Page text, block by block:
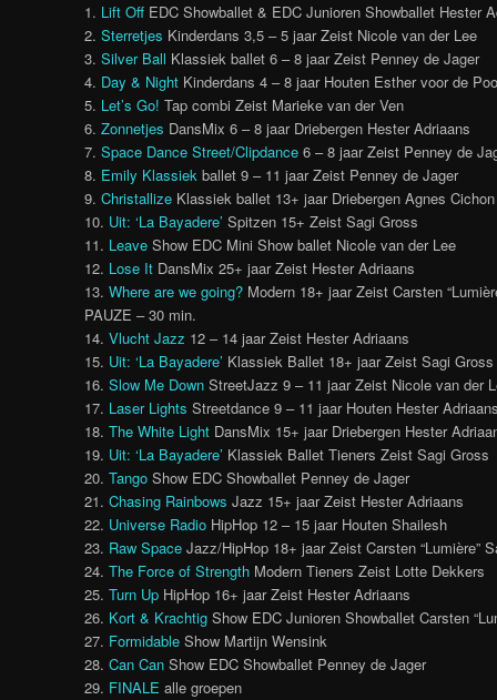
1. Lift OffEDC Showballet & EDC Junioren Showballet Hester
2. Sterretjes Kinderdans 3,5 – 5 jaar Zeist Nicole van der Lee
3. Silver Ball Klassiek ballet 6 – 8 jaar Zeist Penney de Jager
4. Day & NightKinderdans 4 – 8 jaar Houten Esther voor de
5. Let’s Go! Tap combi Zeist Marieke van der Ven
6. Zonnetjes DansMix 6 – 8 jaar Driebergen Hester Adriaans
7. Space Dance Street/Clipdance6 – 8 jaar Zeist Penney de
8. Emily Klassiekballet 9 – 11 jaar Zeist Penney de Jager
9. ChristallizeKlassiek ballet 13+ jaar Driebergen Agnes Cichon
10. Uit: ‘La Bayadere’ Spitzen 15+ Zeist Sagi Gross
11. LeaveShow EDC Mini Show ballet Nicole van der Lee
12. Lose It DansMix 25+ jaar Zeist Hester Adriaans
13. Where are we going?Modern 18+ jaar Zeist Carsten
PAUZE – 30 min.
14. Vlucht Jazz 12 – 14 jaar Zeist Hester Adriaans
15. Uit: ‘La Bayadere’ Klassiek Ballet 18+ jaar Zeist Sagi Gross
16. Slow Me DownStreetJazz 9 – 11 jaar Zeist Nicole van der
17. Laser Lights Streetdance 9 – 11 jaar Houten Hester
18. The White LightDansMix 15+ jaar Driebergen Hester
19. Uit: ‘La Bayadere’ Klassiek Ballet Tieners Zeist Sagi Gross
20. TangoShow EDC Showballet Penney de Jager
21. Chasing Rainbows Jazz 15+ jaar Zeist Hester Adriaans
22. Universe RadioHipHop 12 – 15 jaar Houten Shailesh
23. Raw SpaceJazz/HipHop 18+ jaar Zeist Carsten “Lumière”
24. The Force of StrengthModern Tieners Zeist Lotte Dekkers
25. Turn UpHipHop 16+ jaar Zeist Hester Adriaans
26. Kort & KrachtigShow EDC Junioren Showballet Carsten
27. FormidableShow Martijn Wensink
28. Can CanShow EDC Showballet Penney de Jager
29. FINALE alle groepen